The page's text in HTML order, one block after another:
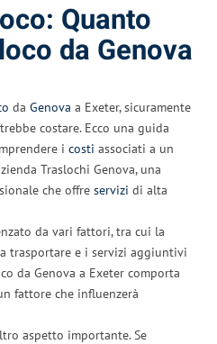
Quanto
da Genova
da Genova a Exeter, sicuramente
costare. Ecco una guida
i costi associati a un
Traslochi Genova, una
che offre servizi di alta
da vari fattori, tra cui la
trasportare e i servizi aggiuntivi
da Genova a Exeter comporta
fattore che influenzerà
aspetto importante. Se